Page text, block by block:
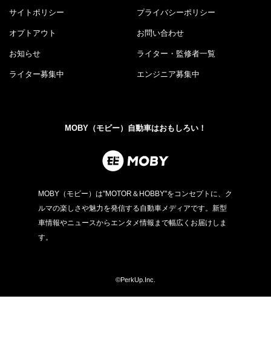
サイトポリシー プライバシーポリシー
オプトアウト お問い合わせ
お知らせ ライター・監修者一覧
ライター募集中 エンジニア募集中
MOBY（モビー）自動車はおもしろい！
MOBY（モビー）は"MOTOR＆HOBBY"をコンセプトに、ク
ルマの楽しさや魅力を発信する自動車メディアです。新型
車情報やニュースからエンタメ情報まで幅広くお届けしま
す。
©PerkUp.Inc.